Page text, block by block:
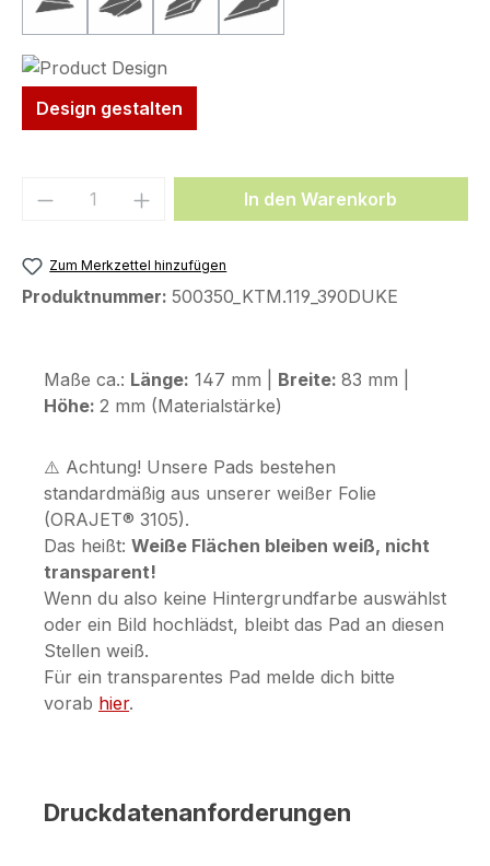
Form 22 (185 x 100 mm)
(Diese Option ist zurzeit nicht verfügbar.)
Form 54 (207 x 140 mm)
(Diese Option ist zurzeit nicht verfügbar.)
Form 55 (207 x 171 mm)
(Diese Option ist zurzeit nicht verfügbar.)
Form 68 (289 x 118 mm)
(Diese Option ist zurzeit nicht
Design gestalten
Produkt Anzahl: Gib denIn den Warenkorb
Zum Merkzettel hinzufügen
Produktnummer: 500350_KTM.119_390DUKE
Maße ca.: Länge: 147 mm | Breite: 83 mm |
Höhe: 2 mm (Materialstärke)
⚠️ Achtung! Unsere Pads bestehen
standardmäßig aus unserer weißer Folie
(ORAJET® 3105).
Das heißt: Weiße Flächen bleiben weiß, nicht
transparent!
Wenn du also keine Hintergrundfarbe auswählst
oder ein Bild hochlädst, bleibt das Pad an diesen
Stellen weiß.
Für ein transparentes Pad melde dich bitte
vorab hier.
Druckdatenanforderungen